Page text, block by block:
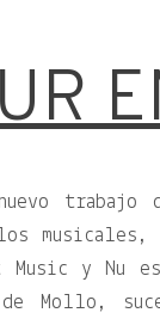
trabajo
musicales,
Music y Nu
Mollo,